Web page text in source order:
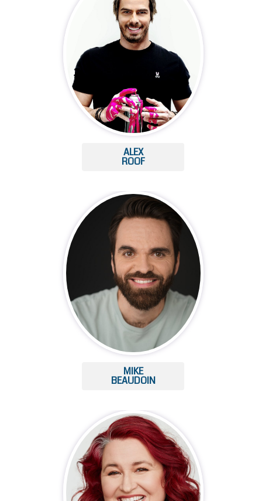
ALEX
ROOF
MIKE
BEAUDOIN